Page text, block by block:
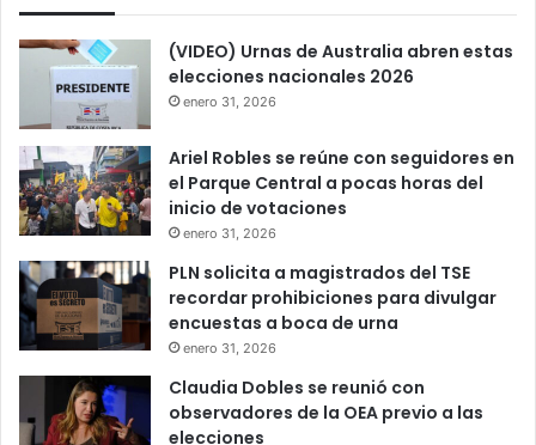
(VIDEO) Urnas de Australia abren estas
elecciones nacionales 2026
enero 31, 2026
Ariel Robles se reúne con seguidores en
el Parque Central a pocas horas del
inicio de votaciones
enero 31, 2026
PLN solicita a magistrados del TSE
recordar prohibiciones para divulgar
encuestas a boca de urna
enero 31, 2026
Claudia Dobles se reunió con
observadores de la OEA previo a las
elecciones